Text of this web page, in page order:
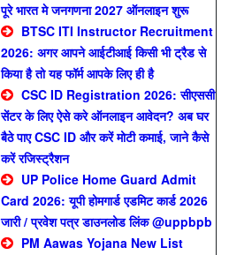
पूरे भारत मे जनगणना 2027 ऑनलाइन शुरू
BTSC ITI Instructor Recruitment
2026: अगर आपने आईटीआई किसी भी ट्रैड से
किया है तो यह फॉर्म आपके लिए ही है
CSC ID Registration 2026: सीएससी
सेंटर के लिए ऐसे करे ऑनलाइन आवेदन? अब घर
बैठे पाए CSC ID और करें मोटी कमाई, जाने कैसे
करें रजिस्ट्रैशन
UP Police Home Guard Admit
Card 2026: यूपी होमगार्ड एडमिट कार्ड 2026
जारी / प्रवेश पत्र डाउनलोड लिंक @uppbpb
PM Aawas Yojana New List